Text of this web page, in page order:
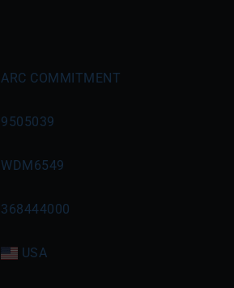
ARC COMMITMENT
9505039
WDM6549
368444000
USA